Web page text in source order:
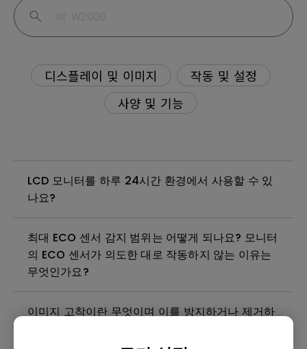
디스플레이 및 이미지
작동 및 설정
사양 및 기능
LCD 모니터를 하루 24시간 환경에서 사용할 수 있
나요?
최대 ECO 센서 감지 범위는 어떻게 되나요? 모니터
의 ECO 센서가 의도한 대로 작동하지 않는 이유는
무엇인가요?
이미지 고착이란 무엇이며 이를 방지하거나 제거하